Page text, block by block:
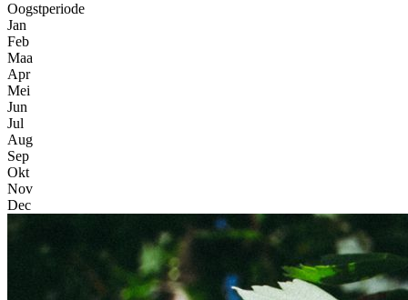
Oogstperiode
Jan
Feb
Maa
Apr
Mei
Jun
Jul
Aug
Sep
Okt
Nov
Dec